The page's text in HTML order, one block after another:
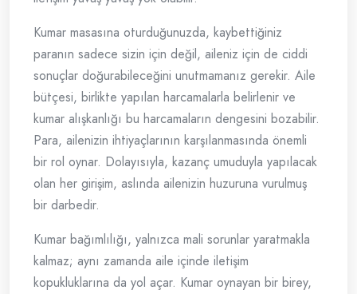
Kumar masasına oturduğunuzda, kaybettiğiniz
paranın sadece sizin için değil, aileniz için de ciddi
sonuçlar doğurabileceğini unutmamanız gerekir. Aile
bütçesi, birlikte yapılan harcamalarla belirlenir ve
kumar alışkanlığı bu harcamaların dengesini bozabilir.
Para, ailenizin ihtiyaçlarının karşılanmasında önemli
bir rol oynar. Dolayısıyla, kazanç umuduyla yapılacak
olan her girişim, aslında ailenizin huzuruna vurulmuş
bir darbedir.
Kumar bağımlılığı, yalnızca mali sorunlar yaratmakla
kalmaz; aynı zamanda aile içinde iletişim
kopukluklarına da yol açar. Kumar oynayan bir birey,